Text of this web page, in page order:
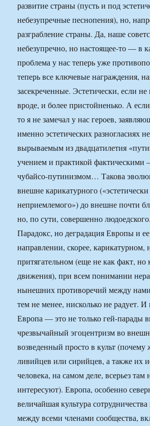
развитие страны (пусть и под
небезупречные песнопения), но,
разграбление страны. Да, наше
небезупречно, но настоящее-то — в
проблема у нас теперь уже
теперь все ключевые награждения,
засекреченные. Эстетически, если не
вроде, и более пристойненько. А
то я не замечал у нас героев,
именно эстетических разногласиях
вырываемым из двадцатилетия
учением и практикой фактическими
чубайсо-путинизмом… Такова
внешне карикатурного («эстетически
неприемлемого») до внешне почти
но, по сути, совершенно
Парадокс, но деградация Европы и
направлении, скорее, карикатурном,
притягательном (еще не как факт, но
движения), при всем понимании
нынешних противоречий между
тем не менее, нисколько не радует. И
Европа — это не только гей-парады
чрезвычайный эгоцентризм во
возведенный просто в культ
ливийцев или сирийцев, а также их
человека, на самом деле, всерьез там
интересуют). Европа, особенно
величайшая культура
между всеми членами сообщества,